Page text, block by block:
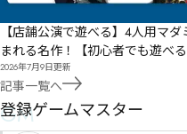
【店舗公演で遊べる】4人用マ
まれる名作！【初心者でも遊べる
2026年7月9日更新
記事一覧へ
GM
登録ゲームマスター